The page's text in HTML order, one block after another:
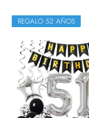
REGALO 52 AÑOS